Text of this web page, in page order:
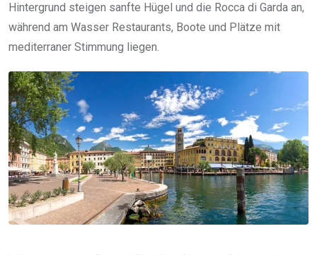
Hintergrund steigen sanfte Hügel und die Rocca di Garda an,
während am Wasser Restaurants, Boote und Plätze mit
mediterraner Stimmung liegen.